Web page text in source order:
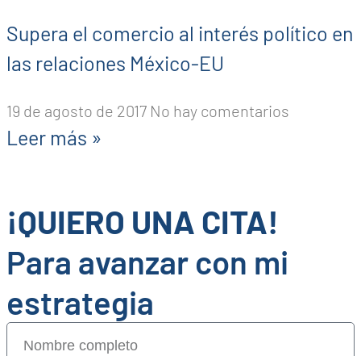
Supera el comercio al interés político en
las relaciones México-EU
19 de agosto de 2017 No hay comentarios
Leer más »
¡QUIERO UNA CITA!
Para avanzar con mi
estrategia